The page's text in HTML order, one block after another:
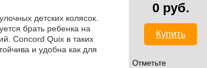
детских колясок.
брать ребенка на
Concord Quix в таких
и удобна как для
0 руб.
Купить
Отметьте